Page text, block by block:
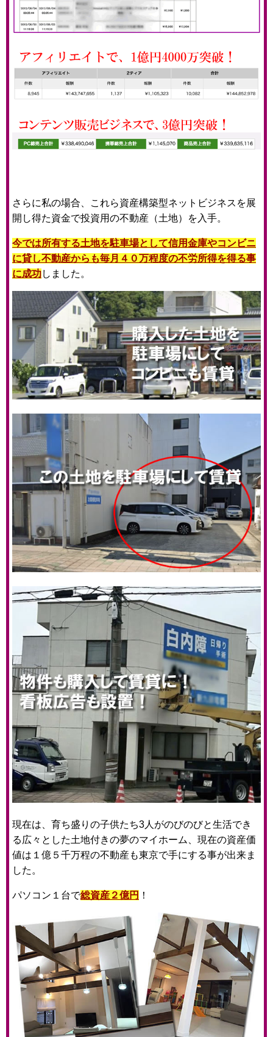
さらに私の場合、これら資産構築型ネットビジネスを展
開し得た資金で投資用の不動産（土地）を入手。
今では所有する土地を駐車場として信用金庫やコンビニ
に貸し不動産からも毎月４０万程度の不労所得を得る事
に成功しました。
現在は、育ち盛りの子供たち3人がのびのびと生活でき
る広々とした土地付きの夢のマイホーム、現在の資産価
値は１億５千万程の不動産も東京で手にする事が出来ま
した。
パソコン１台で総資産２億円 ！